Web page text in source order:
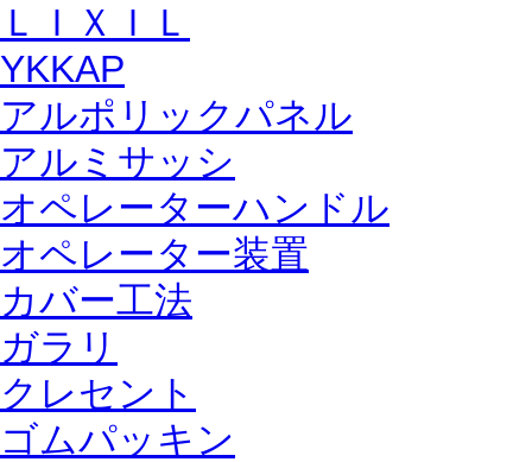
ＬＩＸＩＬ
YKKAP
アルポリックパネル
アルミサッシ
オペレーターハンドル
オペレーター装置
カバー工法
ガラリ
クレセント
ゴムパッキン